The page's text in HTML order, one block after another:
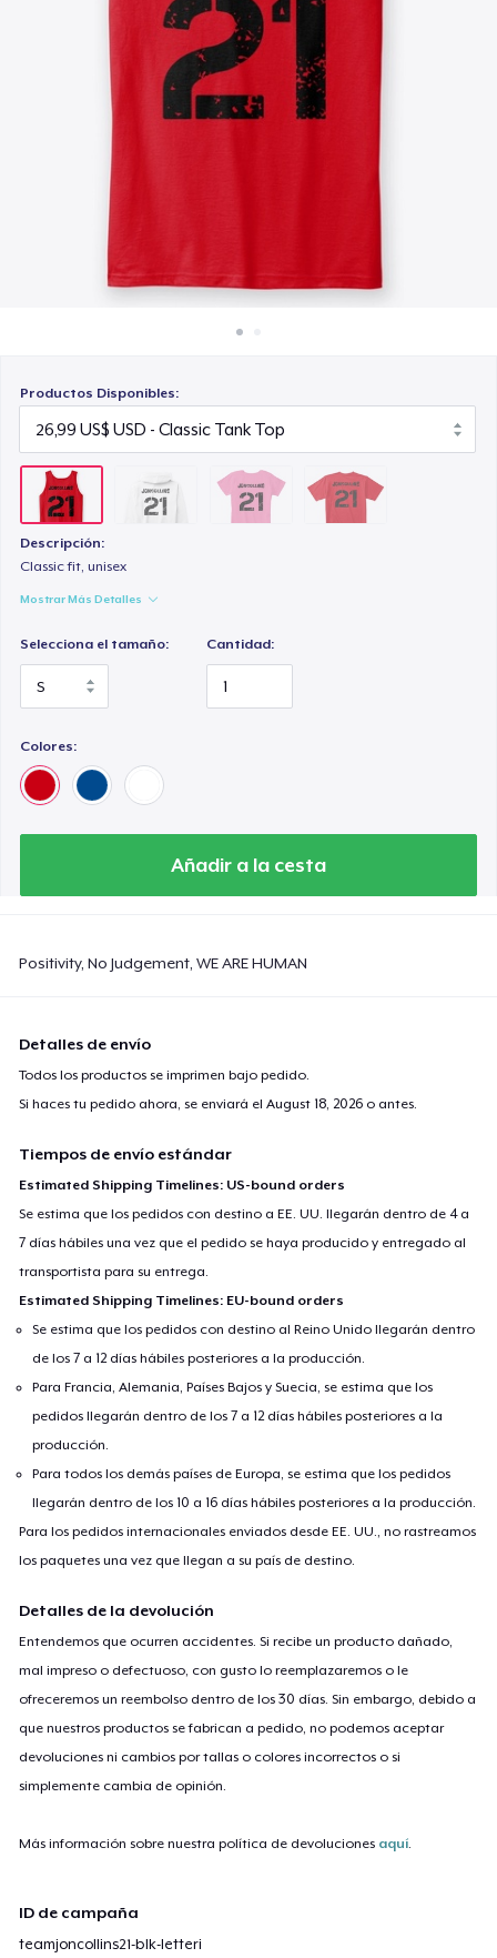
Venda en todas partes
Venda lo que sea
Productos Disponibles:
Descripción:
Classic fit, unisex
Mostrar Más Detalles
Selecciona el tamaño: Cantidad:
Colores:
Añadir a la cesta
Positivity, No Judgement, WE ARE HUMAN
Detalles de envío
Todos los productos se imprimen bajo pedido.
Si haces tu pedido ahora, se enviará elAugust 18, 2026 o antes.
Tiempos de envío estándar
Estimated Shipping Timelines: US-bound orders
Se estima que los pedidos con destino a EE. UU. llegarán dentro de 4 a
7 días hábiles una vez que el pedido se haya producido y entregado al
transportista para su entrega.
Estimated Shipping Timelines: EU-bound orders
Se estima que los pedidos con destino al Reino Unido llegarán dentro
de los 7 a 12 días hábiles posteriores a la producción.
Para Francia, Alemania, Países Bajos y Suecia, se estima que los
pedidos llegarán dentro de los 7 a 12 días hábiles posteriores a la
producción.
Para todos los demás países de Europa, se estima que los pedidos
llegarán dentro de los 10 a 16 días hábiles posteriores a la producción.
Para los pedidos internacionales enviados desde EE. UU., no rastreamos
los paquetes una vez que llegan a su país de destino.
Detalles de la devolución
Entendemos que ocurren accidentes. Si recibe un producto dañado,
mal impreso o defectuoso, con gusto lo reemplazaremos o le
ofreceremos un reembolso dentro de los 30 días. Sin embargo, debido a
que nuestros productos se fabrican a pedido, no podemos aceptar
devoluciones ni cambios por tallas o colores incorrectos o si
simplemente cambia de opinión.
Más información sobre nuestra política de devoluciones aquí.
ID de campaña
teamjoncollins21-blk-letteri
29,99 US$
32,99 US$